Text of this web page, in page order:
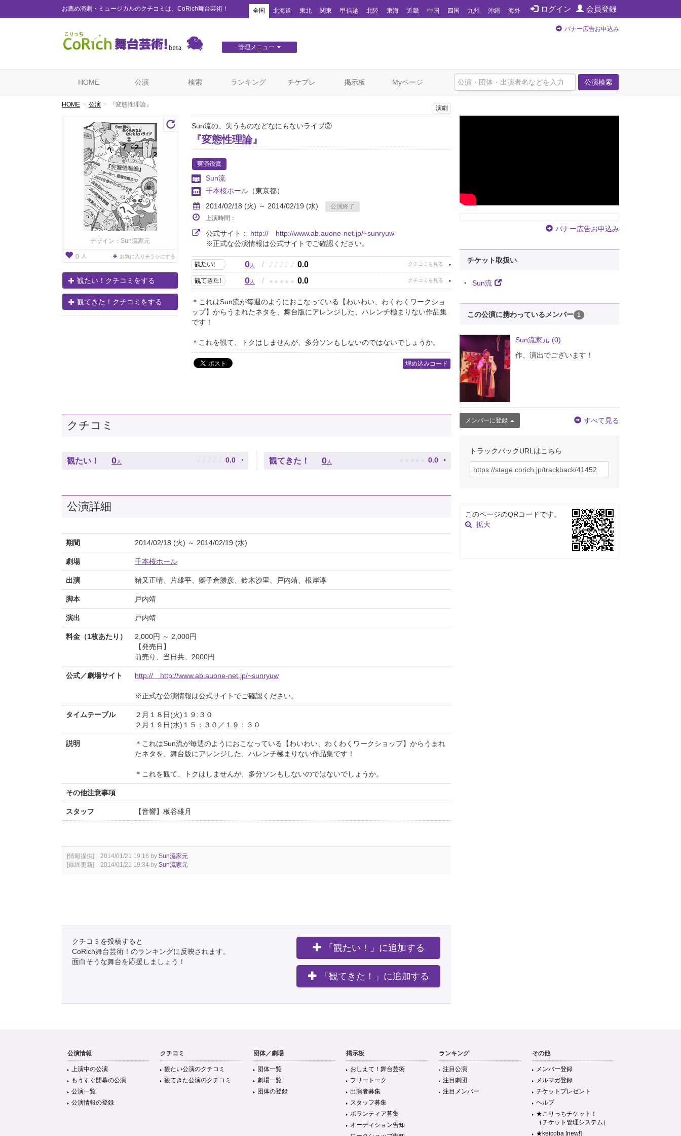
お薦め演劇・ミュージカルのクチコミは、CoRich舞台芸術！ ログイン 会員登録
全国 北海道 東北 関東 甲信越 北陸 東海 近畿 中国 四国 九州 沖縄 海外
管理メニュー
バナー広告お申込み
公演検索
HOME 公演 検索 ランキング チケプレ 掲示板 Myページ
HOME 公演 『変態性理論』
デザイン：Sun流家元
0 人 お気に入りチラシにする
観たい！クチコミをする
観てきた！クチコミをする
演劇
Sun流の、失うものなどなにもないライブ②
『変態性理論』
実演鑑賞
Sun流
千本桜ホール （東京都）
2014/02/18 (火) ～ 2014/02/19 (水)
公演終了
上演時間：
公式サイト： http:// http://www.ab.auone-net.jp/~sunryuw
※正式な公演情報は公式サイトでご確認ください。
0人 / ♪ ♪ ♪ ♪ ♪ 0.0
0人 / ★ ★ ★ ★ ★ 0.0
＊これはSun流が毎週のようにおこなっている【わいわい、わくわくワークショ
ップ】からうまれたネタを、舞台版にアレンジした、ハレンチ極まりない作品集
です！
＊これを観て、トクはしませんが、多分ソンもしないのではないでしょうか。
埋め込みコード
クチコミ
観たい！ 0 人 ♪ ♪ ♪ ♪ ♪ 0.0 観てきた！ 0 人 ★ ★ ★ ★ ★ 0.0
公演詳細
期間 2014/02/18 (火) ～ 2014/02/19 (水)
劇場 千本桜ホール
出演 猪又正晴、片雄平、獅子倉勝彦、鈴木沙里、戸内靖、根岸淳
脚本 戸内靖
演出 戸内靖
料金（1枚あたり）
2,000円 ～ 2,000円
【発売日】
前売り、当日共、2000円
公式／劇場サイト http:// http://www.ab.auone-net.jp/~sunryuw
※正式な公演情報は公式サイトでご確認ください。
タイムテーブル
２月１８日(火)１９:３０
２月１９日(水)１５：３０／１９：３０
説明
＊これはSun流が毎週のようにおこなっている【わいわい、わくわくワークショップ】からうまれ
たネタを、舞台版にアレンジした、ハレンチ極まりない作品集です！
＊これを観て、トクはしませんが、多分ソンもしないのではないでしょうか。
その他注意事項
スタッフ 【音響】板谷雄月
[情報提供] 2014/01/21 19:16 by Sun流家元
[最終更新] 2014/01/21 19:34 by Sun流家元
クチコミを投稿すると
CoRich舞台芸術！のランキングに反映されます。
面白そうな舞台を応援しましょう！
「観たい！」に追加する
「観てきた！」に追加する
バナー広告お申込み
チケット取扱い
Sun流
この公演に携わっているメンバー 1
Sun流家元 (0)
作、演出でございます！
メンバーに登録 すべて見る
トラックバックURLはこちら
このページのQRコードです。
拡大
公演情報
上演中の公演
もうすぐ開幕の公演
公演一覧
公演情報の登録
クチコミ
観たい公演のクチコミ
観てきた公演のクチコミ
団体／劇場
団体一覧
劇場一覧
団体の登録
掲示板
おしえて！舞台芸術
フリートーク
出演者募集
スタッフ募集
ボランティア募集
オーディション告知
ランキング
注目公演
注目劇団
注目メンバー
その他
メンバー登録
メルマガ登録
チケットプレゼント
ヘルプ
★こりっちチケット！
（チケット管理システム）
★keicoba [new!]